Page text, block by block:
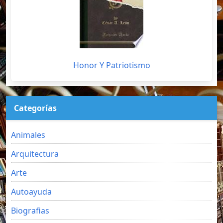
Honor Y Patriotismo
Categorías
Animales
Arquitectura
Arte
Autoayuda
Biografias